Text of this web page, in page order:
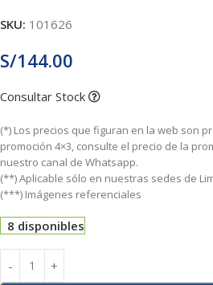
SKU: 101626
S/144.00
Consultar Stock
(*) Los precios que figuran en la web son
promoción 4×3, consulte el precio de la
nuestro canal de Whatsapp.
(**) Aplicable sólo en nuestras sedes de
(***) Imágenes referenciales
8 disponibles